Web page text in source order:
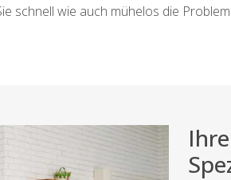
schnell wie auch mühelos die